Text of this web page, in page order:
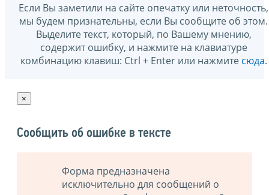
Если Вы заметили на сайте опечатку или неточность,
мы будем признательны, если Вы сообщите об этом.
Выделите текст, который, по Вашему мнению,
содержит ошибку, и нажмите на клавиатуре
комбинацию клавиш: Ctrl + Enter или нажмите сюда.
×
Сообщить об ошибке в тексте
Форма предназначена
исключительно для сообщений о